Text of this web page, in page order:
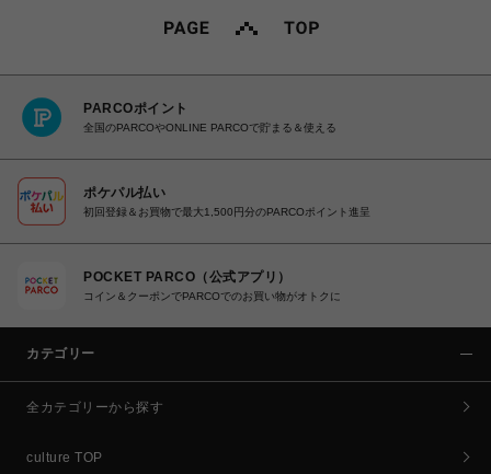
PARCOポイント
全国のPARCOやONLINE PARCOで貯まる＆使える
ポケパル払い
初回登録＆お買物で最大1,500円分のPARCOポイント進呈
POCKET PARCO（公式アプリ）
コイン＆クーポンでPARCOでのお買い物がオトクに
カテゴリー
全カテゴリーから探す
culture TOP